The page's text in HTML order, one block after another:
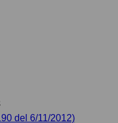
del 6/11/2012)